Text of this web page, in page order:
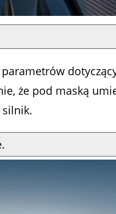
że pod maską